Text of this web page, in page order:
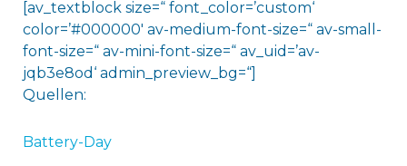
[av_textblock size=“ font_color=’custom‘
color=’#000000′ av-medium-font-size=“ av-small-
font-size=“ av-mini-font-size=“ av_uid=’av-
jqb3e8od‘ admin_preview_bg=“]
Quellen:
Battery-Day